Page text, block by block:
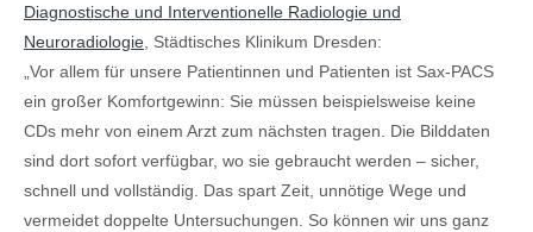
Diagnostische und Interventionelle Radiologie und
Neuroradiologie , Städtisches Klinikum Dresden:
„Vor allem für unsere Patientinnen und Patienten ist Sax-PACS
ein großer Komfortgewinn: Sie müssen beispielsweise keine
CDs mehr von einem Arzt zum nächsten tragen. Die Bilddaten
sind dort sofort verfügbar, wo sie gebraucht werden – sicher,
schnell und vollständig. Das spart Zeit, unnötige Wege und
vermeidet doppelte Untersuchungen. So können wir uns ganz